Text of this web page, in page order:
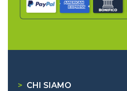
> CHI SIAMO